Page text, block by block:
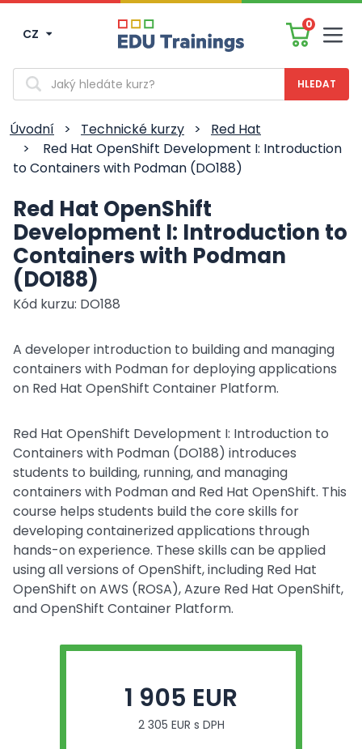
CZ
0
Vyhledávání
Úvodní > Technické kurzy >
Red Hat
>
Red Hat OpenShift Development I: Introduction
to Containers with Podman (DO188)
Red Hat OpenShift
Development I: Introduction to
Containers with Podman
(DO188)
Kód kurzu: DO188
A developer introduction to building and managing
containers with Podman for deploying applications
on Red Hat OpenShift Container Platform.
Red Hat OpenShift Development I: Introduction to
Containers with Podman (DO188) introduces
students to building, running, and managing
containers with Podman and Red Hat OpenShift. This
course helps students build the core skills for
developing containerized applications through
hands-on experience. These skills can be applied
using all versions of OpenShift, including Red Hat
OpenShift on AWS (ROSA), Azure Red Hat OpenShift,
and OpenShift Container Platform.
1 905 EUR
2 305 EUR s DPH